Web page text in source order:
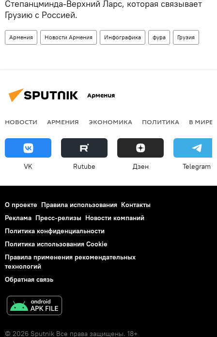
Степанцминда-Верхний Ларс, которая связывает
Грузию с Россией.
Армения Новости Армения Инфографика фура Грузия
Армения
НОВОСТИ АРМЕНИЯ ЭКОНОМИКА ПОЛИТИКА В МИРЕ
VK Rutube Дзен Telegram
О проекте Правила использования Контакты
Реклама Пресс-релизы Новости компаний
Политика конфиденциальности
Политика использования Cookie
Правила применения рекомендательных
технологий
Обратная связь
© 2026 Sputnik Все права защищены. 18+